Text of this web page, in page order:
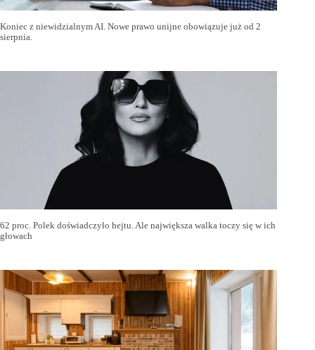
Koniec z niewidzialnym AI. Nowe prawo unijne obowiązuje już od 2
sierpnia.
62 proc. Polek doświadczyło hejtu. Ale największa walka toczy się w ich
głowach